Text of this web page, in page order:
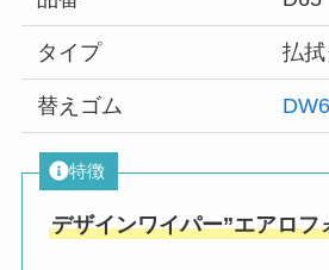
タイプ 払
替えゴム
特徴
デザインワイパー”エアロフ